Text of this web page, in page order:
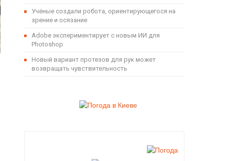
Учёные создали робота, ориентирующегося на
зрение и осязание
Adobe экспериментирует с новым ИИ для
Photoshop
Новый вариант протезов для рук может
возвращать чувствительность